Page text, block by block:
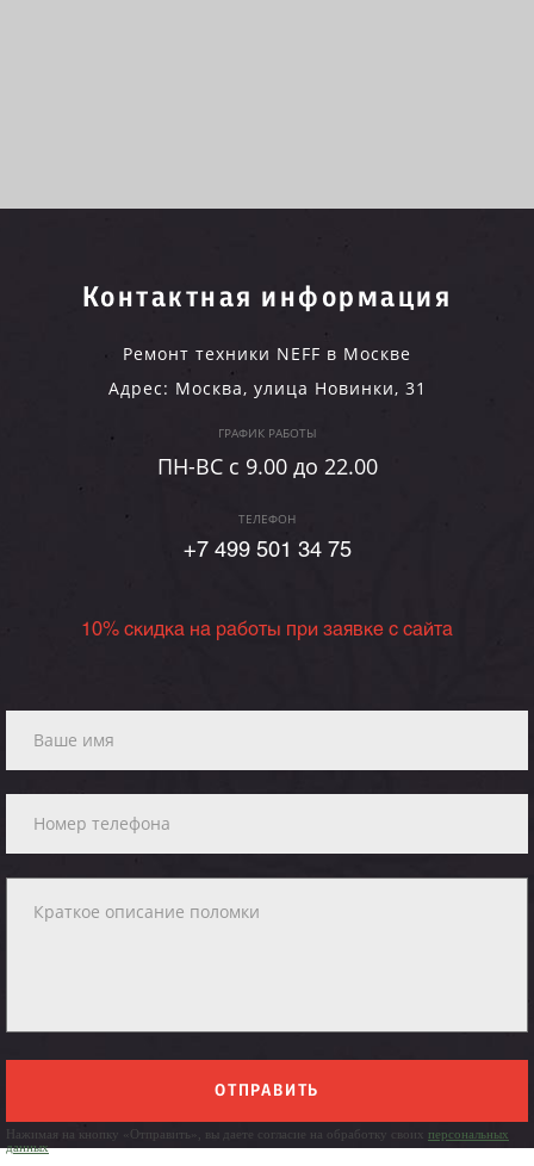
Контактная информация
Ремонт техники NEFF в Москве
Адрес: Москва, улица Новинки, 31
ГРАФИК РАБОТЫ
ПН-ВC c 9.00 до 22.00
ТЕЛЕФОН
+7 499 501 34 75
10% скидка на работы при заявке с сайта
ОТПРАВИТЬ
Нажимая на кнопку «Отправить», вы даете согласие на обработку своих персональных
данных